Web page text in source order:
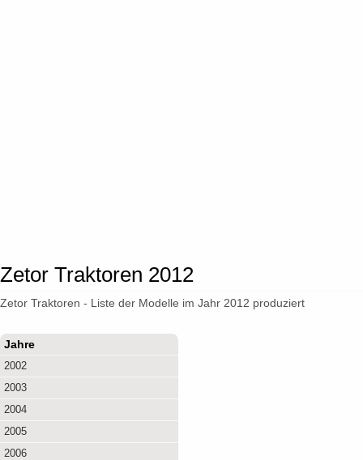
Zetor Traktoren 2012
Zetor Traktoren - Liste der Modelle im Jahr 2012 produziert
Jahre
2002
2003
2004
2005
2006